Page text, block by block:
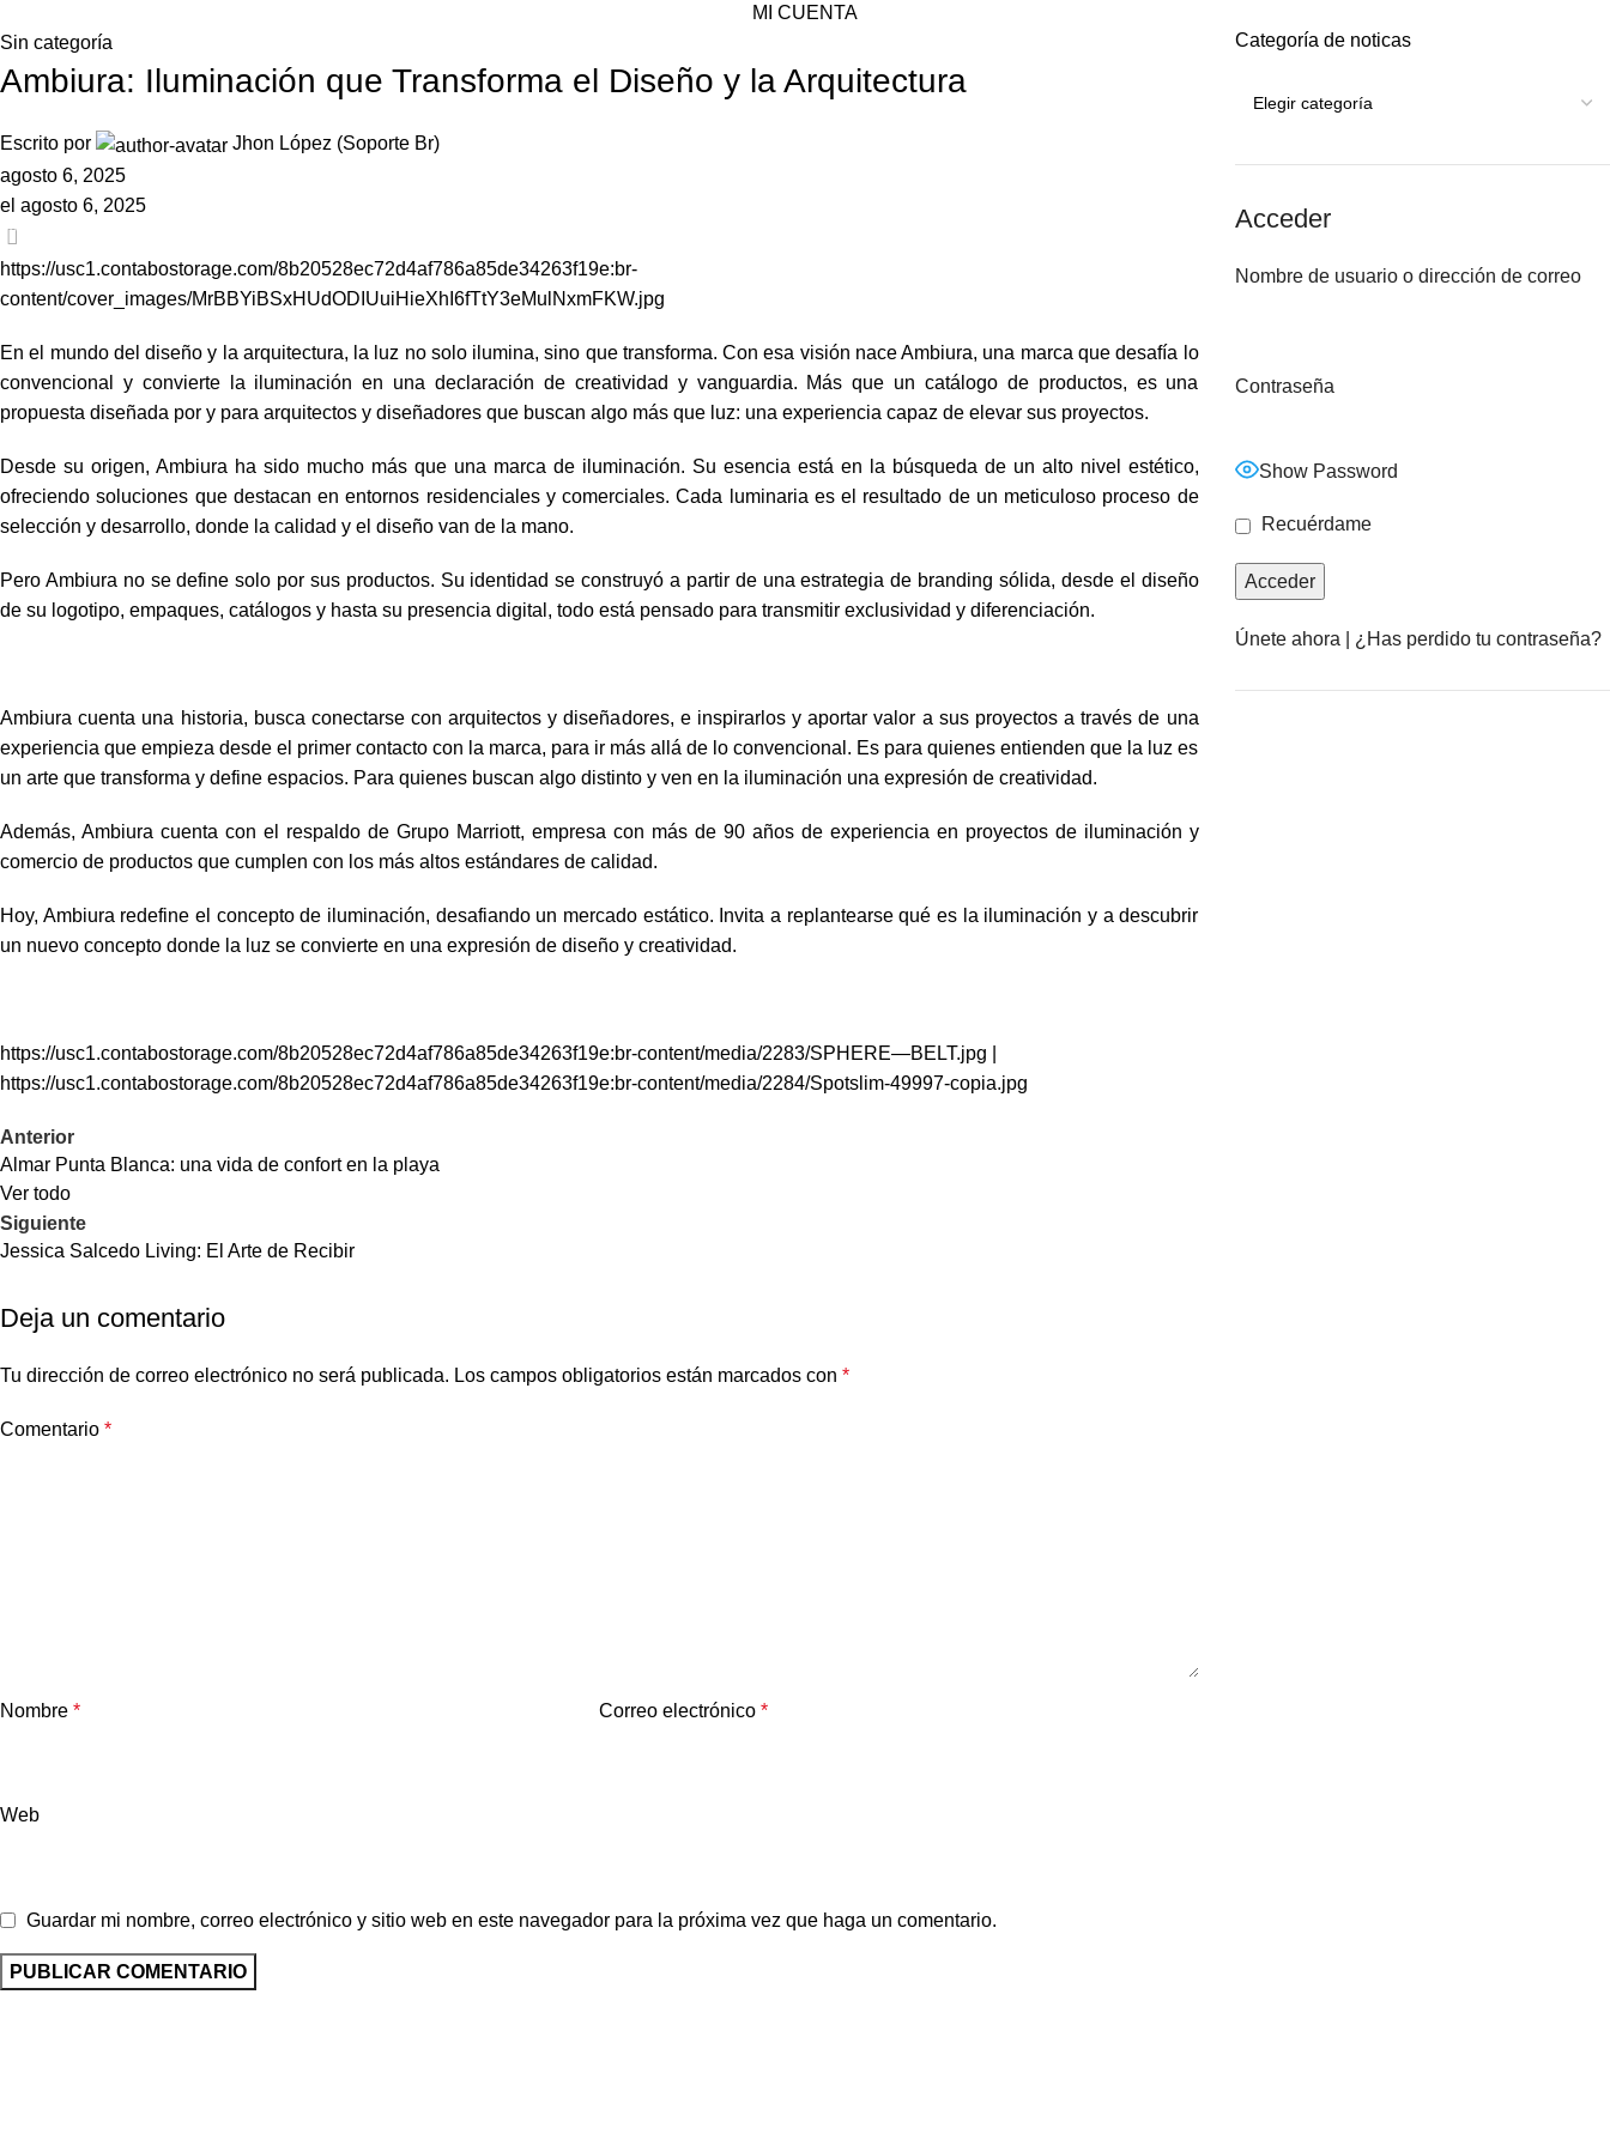
MI CUENTA
Sin categoría
Ambiura: Iluminación que Transforma el Diseño y la Arquitectura
Escrito por
Jhon López (Soporte Br)
agosto 6, 2025
el agosto 6, 2025
0
https://usc1.contabostorage.com/8b20528ec72d4af786a85de34263f19e:br-
content/cover_images/MrBBYiBSxHUdODIUuiHieXhI6fTtY3eMulNxmFKW.jpg
En el mundo del diseño y la arquitectura, la luz no solo ilumina, sino que transforma. Con esa visión nace Ambiura, una marca que desafía lo
convencional y convierte la iluminación en una declaración de creatividad y vanguardia. Más que un catálogo de productos, es una
propuesta diseñada por y para arquitectos y diseñadores que buscan algo más que luz: una experiencia capaz de elevar sus proyectos.
Desde su origen, Ambiura ha sido mucho más que una marca de iluminación. Su esencia está en la búsqueda de un alto nivel estético,
ofreciendo soluciones que destacan en entornos residenciales y comerciales. Cada luminaria es el resultado de un meticuloso proceso de
selección y desarrollo, donde la calidad y el diseño van de la mano.
Pero Ambiura no se define solo por sus productos. Su identidad se construyó a partir de una estrategia de branding sólida, desde el diseño
de su logotipo, empaques, catálogos y hasta su presencia digital, todo está pensado para transmitir exclusividad y diferenciación.
Ambiura cuenta una historia, busca conectarse con arquitectos y diseñadores, e inspirarlos y aportar valor a sus proyectos a través de una
experiencia que empieza desde el primer contacto con la marca, para ir más allá de lo convencional. Es para quienes entienden que la luz es
un arte que transforma y define espacios. Para quienes buscan algo distinto y ven en la iluminación una expresión de creatividad.
Además, Ambiura cuenta con el respaldo de Grupo Marriott, empresa con más de 90 años de experiencia en proyectos de iluminación y
comercio de productos que cumplen con los más altos estándares de calidad.
Hoy, Ambiura redefine el concepto de iluminación, desafiando un mercado estático. Invita a replantearse qué es la iluminación y a descubrir
un nuevo concepto donde la luz se convierte en una expresión de diseño y creatividad.
https://usc1.contabostorage.com/8b20528ec72d4af786a85de34263f19e:br-content/media/2283/SPHERE—BELT.jpg |
https://usc1.contabostorage.com/8b20528ec72d4af786a85de34263f19e:br-content/media/2284/Spotslim-49997-copia.jpg
Anterior
Almar Punta Blanca: una vida de confort en la playa
Ver todo
Siguiente
Jessica Salcedo Living: El Arte de Recibir
Deja un comentario
Tu dirección de correo electrónico no será publicada. Los campos obligatorios están marcados con *
Comentario *
Nombre * Correo electrónico*
Web
Guardar mi nombre, correo electrónico y sitio web en este navegador para la próxima vez que haga un comentario.
Categoría de noticas
Acceder
Nombre de usuario o dirección de correo
Contraseña
Show Password
Recuérdame
Únete ahora ¿Has perdido tu contraseña?